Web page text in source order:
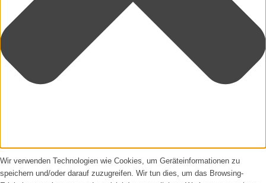
Wir verwenden Technologien wie Cookies, um Geräteinformationen zu
speichern und/oder darauf zuzugreifen. Wir tun dies, um das Browsing-